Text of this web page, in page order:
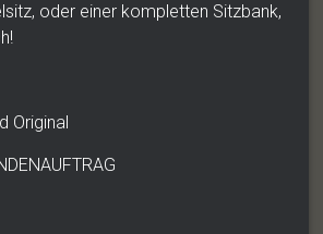
oder einer kompletten Sitzbank,
Original